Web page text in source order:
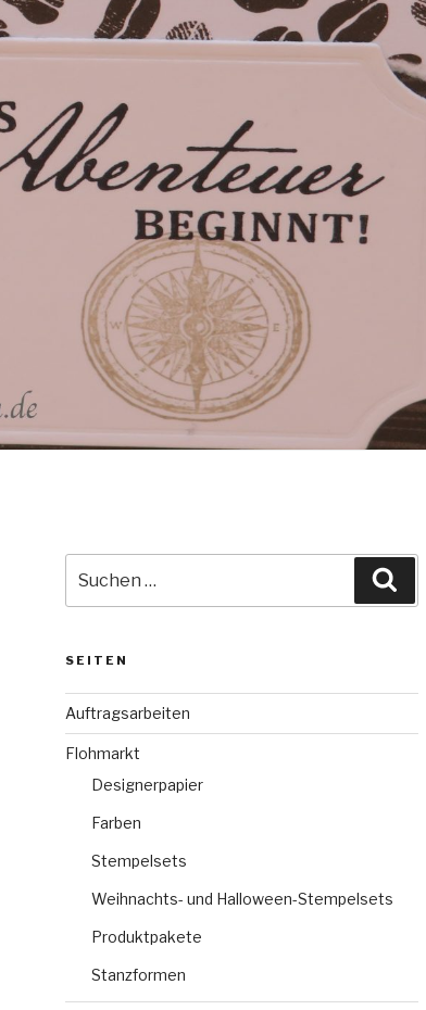
nach:
SEITEN
Auftragsarbeiten
Flohmarkt
Designerpapier
Farben
Stempelsets
Weihnachts- und Halloween-Stempelsets
Produktpakete
Stanzformen